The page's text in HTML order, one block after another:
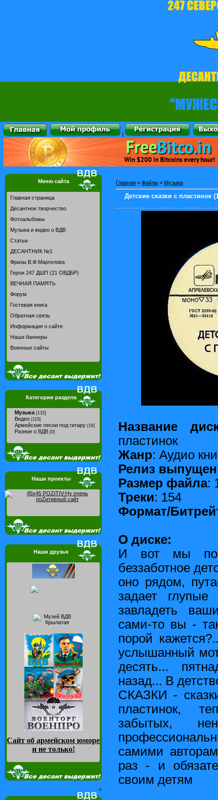
|
Меню сайта
Главная страница
Десантное творчество
Фотоальбомы
Музыка и видео о ВДВ
Статьи
ДЕСАНТНИК №1
Фразы В.Ф.Маргелова
Герои 247 ДШП (21 ОВДБР)
ВЕЧНАЯ ПАМЯТЬ
Форум
Гостевая книга
Обратная связь
Информация о сайте
Наши баннеры
Военные сайты
Категории раздела
Музыка [132]
Видео [115]
Армейские песни под гитару [16]
Разное о ВДВ [0]
Наши проекты
Наши друзья
Сайт об армейском юморе
и не только!
>
Главная » Файлы » Музыка
Детские сказки с пластинок
Название
пластинок
Жанр: Аудио
Релиз выпущен
Размер файла:
Треки: 154
Формат/
О диске:
И вот мы
беззаботное
оно рядом,
задает
завладеть
сами-то вы -
порой
услышанный
десять...
назад... В
СКАЗКИ -
пластинок,
забытых,
самими
раз - и
своим детям